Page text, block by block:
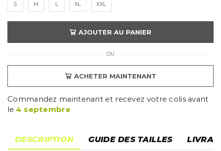
S M L XL XXL
AJOUTER AU PANIER
OU
ACHETER MAINTENANT
Commandez maintenant et recevez votre colis avant
le 4 septembre
DESCRIPTION GUIDE DES TAILLES